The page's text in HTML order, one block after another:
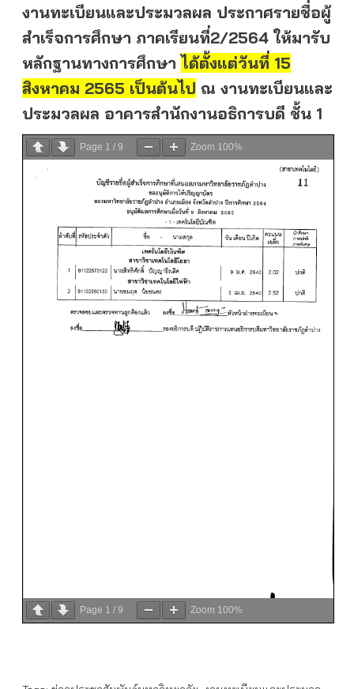
งานทะเบียนและประมวลผล ประกาศรายชื่อผู้
สำเร็จการศึกษา ภาคเรียนที่2/2564 ให้มารับ
หลักฐานทางการศึกษาได้ตั้งแต่วันที่ 15
สิงหาคม 2565 เป็นต้นไป ณ งานทะเบียนและ
ประมวลผล อาคารสำนักงานอธิการบดี ชั้น 1
Page 1 / 9 Zoom 100%
Page 1 / 9 Zoom 100%